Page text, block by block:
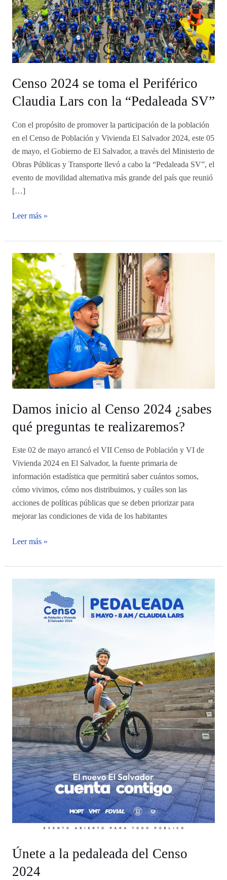
Censo 2024 se toma el Periférico
Claudia Lars con la “Pedaleada SV”
Con el propósito de promover la participación de la población
en el Censo de Población y Vivienda El Salvador 2024, este 05
de mayo, el Gobierno de El Salvador, a través del Ministerio de
Obras Públicas y Transporte llevó a cabo la “Pedaleada SV”, el
evento de movilidad alternativa más grande del país que reunió
[…]
Lars
con
la
“Pedaleada
SV”
Leer más »
Damos inicio al Censo 2024 ¿sabes
qué preguntas te realizaremos?
Este 02 de mayo arrancó el VII Censo de Población y VI de
Vivienda 2024 en El Salvador, la fuente primaria de
información estadística que permitirá saber cuántos somos,
cómo vivimos, cómo nos distribuimos, y cuáles son las
acciones de políticas públicas que se deben priorizar para
mejorar las condiciones de vida de los habitantes
Damos
inicio
al
Censo
2024
¿sabes
qué
preguntas
te
realizaremos?
Leer más »
Únete a la pedaleada del Censo
2024
Censo